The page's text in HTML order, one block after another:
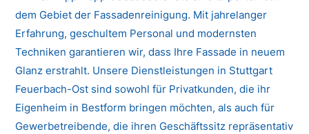
dem Gebiet der Fassadenreinigung. Mit jahrelanger
Erfahrung, geschultem Personal und modernsten
Techniken garantieren wir, dass Ihre Fassade in neuem
Glanz erstrahlt. Unsere Dienstleistungen in Stuttgart
Feuerbach-Ost sind sowohl für Privatkunden, die ihr
Eigenheim in Bestform bringen möchten, als auch für
Gewerbetreibende, die ihren Geschäftssitz repräsentativ